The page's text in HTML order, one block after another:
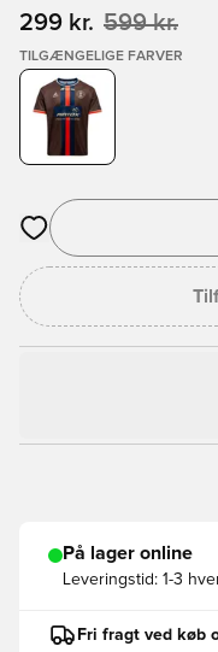
299 kr. 599 kr.
TILGÆNGELIGE FARVER
Åbner en Modal til at
På lager online
Leveringstid: 1-3
Fri fragt ved køb